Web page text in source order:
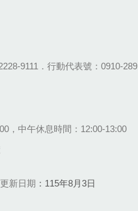
9111．行動代表號：0910-
，中午休息時間：12:00-13:00
更新日期 115年8月3日